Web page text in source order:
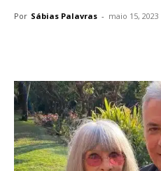
Por Sábias Palavras - maio 15, 2023